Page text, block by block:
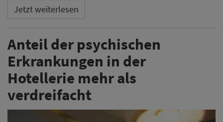
Jetzt weiterlesen
Anteil der psychischen
Erkrankungen in der
Hotellerie mehr als
verdreifacht